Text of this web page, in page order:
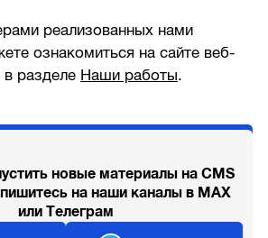
реализованных нами
ознакомиться на сайте веб-
в разделе Наши работы.
новые материалы на CMS
на наши каналы в MAX
или Телеграм